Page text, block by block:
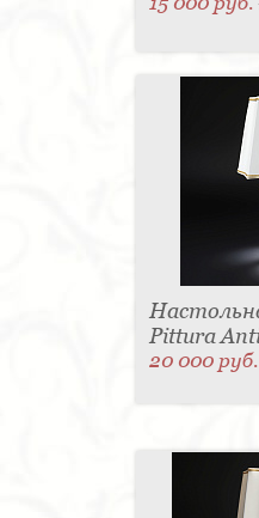
Pittura
20 000